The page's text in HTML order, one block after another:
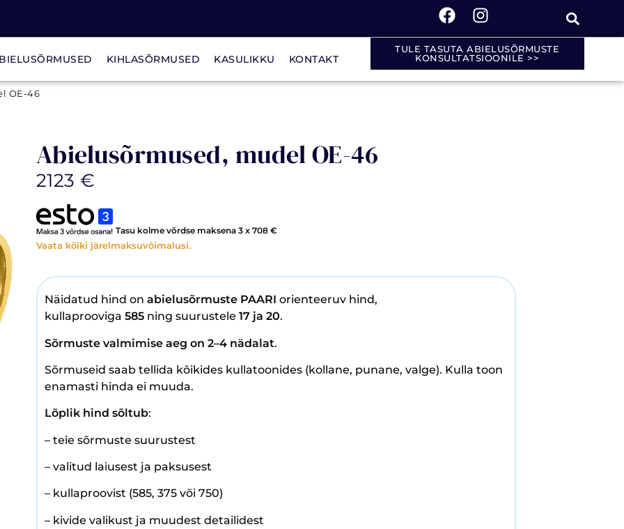
KIHLASÕRMUSED KASULIKKU KONTAKT
TULE TASUTA ABIELUSÕRMUSTE
KONSULTATSIOONILE >>
OE-46
Abielusõrmused, mudel OE-46
2123€
Tasu kolme võrdse maksena 3 x 708 €
Vaata kõiki järelmaksuvõimalusi.
Näidatud hind on abielusõrmuste PAARI orienteeruv hind,
kullaprooviga 585ning suurustele 17 ja 20.
Sõrmuste valmimise aeg on 2–4 nädalat.
Sõrmuseid saab tellida kõikides kullatoonides (kollane, punane, valge). Kulla toon
enamasti hinda ei muuda.
Lõplik hind sõltub:
– teie sõrmuste suurustest
– valitud laiusest ja paksusest
– kullaproovist (585, 375 või 750)
– kivide valikust ja muudest detailidest